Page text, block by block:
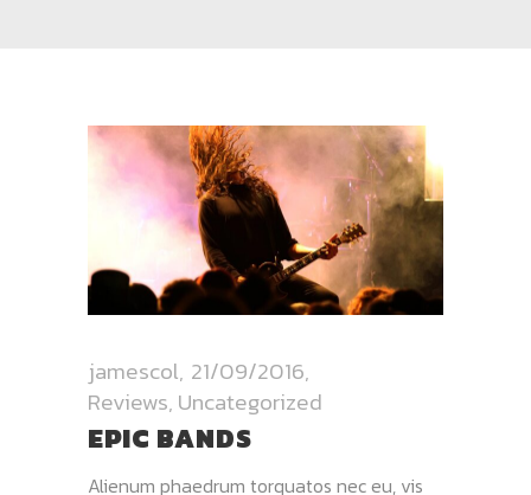
jamescol 21/09/2016
Reviews, Uncategorized
EPIC BANDS
Alienum phaedrum torquatos nec eu, vis